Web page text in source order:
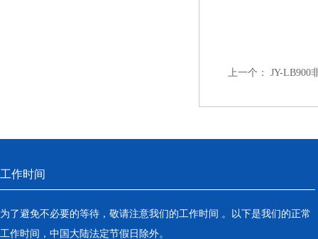
上一个： JY-LB900
工作时间
为了避免不必要的等待，敬请注意我们的工作时间 。以下是我们的正常
工作时间，中国大陆法定节假日除外。